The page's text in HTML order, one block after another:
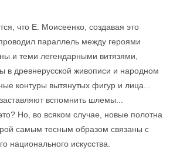
что Е. Моисеенко, создавая это
параллель между героями
и теми легендарными витязями,
в древнерусской живописи и народном
контуры вытянутых фигур и лица...
вспомнить шлемы...
Но, во всяком случае, новые полотна
самым тесным образом связаны с
национального искусства.